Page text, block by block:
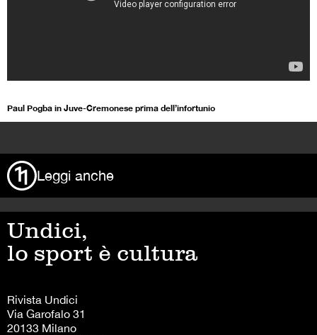
Paul Pogba in Juve-Cremonese prima dell’infortunio
Leggi anche
Undici,
lo sport è cultura
Rivista Undici
Via Garofalo 31
20133 Milano